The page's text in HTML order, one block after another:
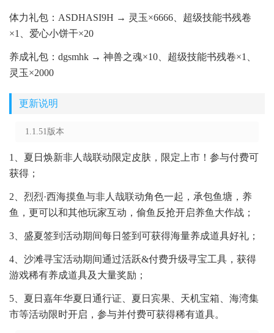
体力礼包：ASDHASI9H → 灵玉×6666、超级技能书残卷
×1、爱心小饼干×20
养成礼包：dgsmhk → 神兽之魂×10、超级技能书残卷×1、
灵玉×2000
更新说明
1.1.51版本
1、夏日焕新非人哉联动限定皮肤，限定上市！参与付费可
获得；
2、烈烈·西海摸鱼与非人哉联动角色一起，承包鱼塘，养
鱼，更可以和其他玩家互动，偷鱼反抢开启养鱼大作战；
3、盛夏签到活动期间每日签到可获得海量养成道具好礼；
4、沙滩寻宝活动期间通过活跃&付费升级寻宝工具，获得
游戏稀有养成道具及大量奖励；
5、夏日嘉年华夏日通行证、夏日宾果、天机宝箱、海湾集
市等活动限时开启，参与并付费可获得稀有道具。